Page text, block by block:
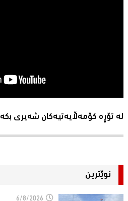
لە تۆڕە کۆمەڵایەتیەکان شەیری بکە
نوێترین